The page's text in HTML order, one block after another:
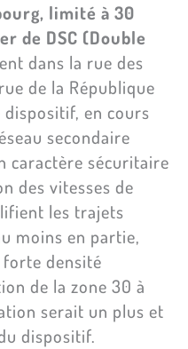
limité à 30
de DSC (Double
dans la rue des
de la République
en cours
secondaire
caractère sécuritaire
des vitesses de
les trajets
moins en partie,
forte densité
de la zone 30 à
serait un plus et
dispositif.